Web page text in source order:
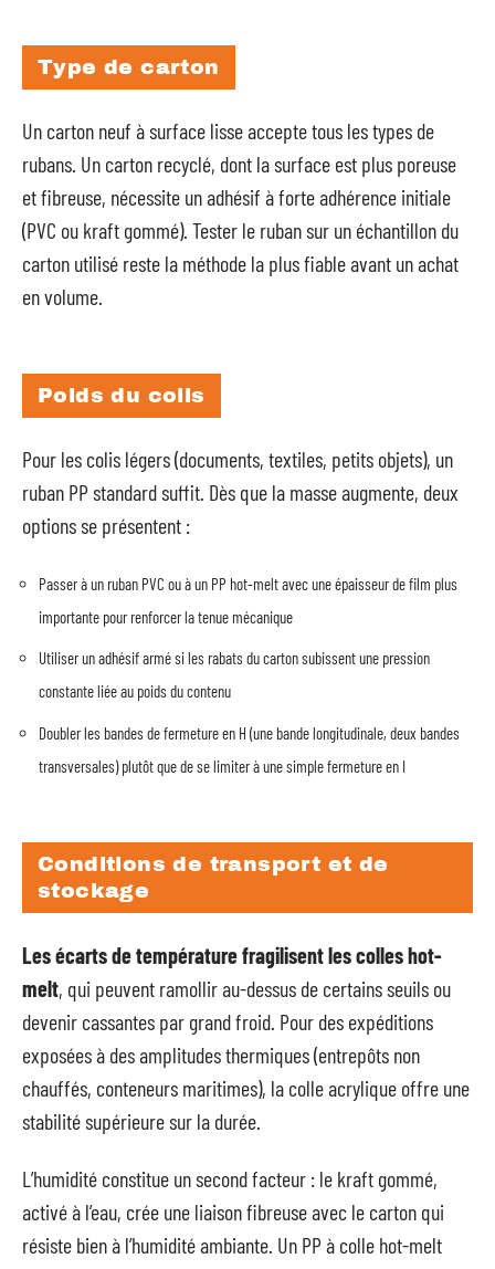
Type de carton
Un carton neuf à surface lisse accepte tous les types de
rubans. Un carton recyclé, dont la surface est plus poreuse
et fibreuse, nécessite un adhésif à forte adhérence initiale
(PVC ou kraft gommé). Tester le ruban sur un échantillon du
carton utilisé reste la méthode la plus fiable avant un achat
en volume.
Poids du colis
Pour les colis légers (documents, textiles, petits objets), un
ruban PP standard suffit. Dès que la masse augmente, deux
options se présentent :
Passer à un ruban PVC ou à un PP hot-melt avec une épaisseur de film plus
importante pour renforcer la tenue mécanique
Utiliser un adhésif armé si les rabats du carton subissent une pression
constante liée au poids du contenu
Doubler les bandes de fermeture en H (une bande longitudinale, deux bandes
transversales) plutôt que de se limiter à une simple fermeture en I
Conditions de transport et de
stockage
Les écarts de température fragilisent les colles hot-
melt, qui peuvent ramollir au-dessus de certains seuils ou
devenir cassantes par grand froid. Pour des expéditions
exposées à des amplitudes thermiques (entrepôts non
chauffés, conteneurs maritimes), la colle acrylique offre une
stabilité supérieure sur la durée.
L’humidité constitue un second facteur : le kraft gommé,
activé à l’eau, crée une liaison fibreuse avec le carton qui
résiste bien à l’humidité ambiante. Un PP à colle hot-melt